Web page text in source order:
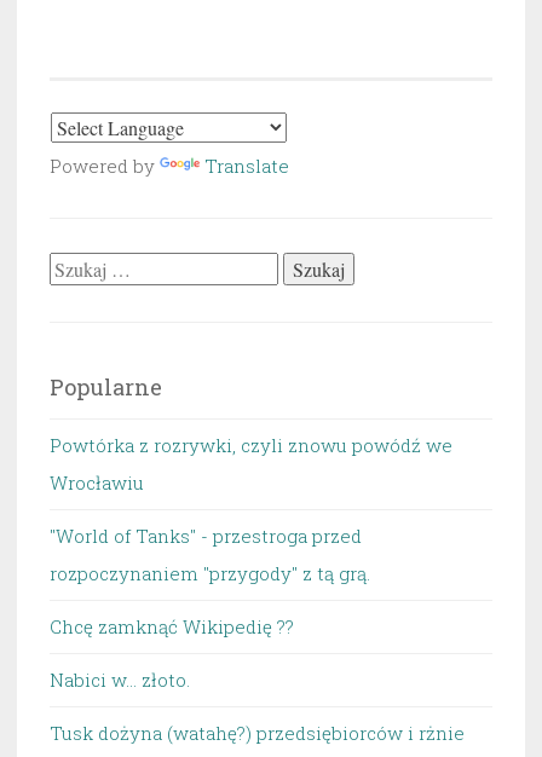
Powered by Translate
Szukaj:
Popularne
Powtórka z rozrywki, czyli znowu powódź we
Wrocławiu
"World of Tanks" - przestroga przed
rozpoczynaniem "przygody" z tą grą.
Chcę zamknąć Wikipedię ??
Nabici w... złoto.
Tusk dożyna (watahę?) przedsiębiorców i rżnie